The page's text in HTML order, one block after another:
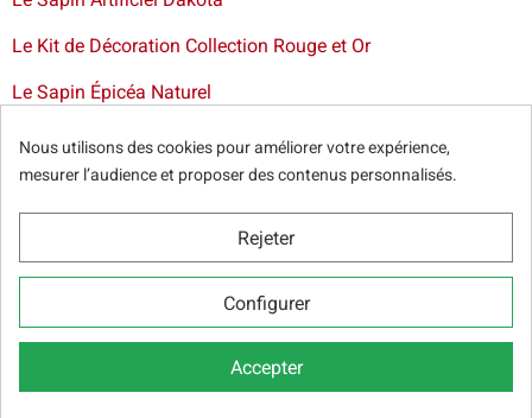
Le Kit de Décoration Collection Rouge et Or
Le Sapin Épicéa Naturel
Livraison de sapin à Bruxelles-Livraison de sapins de Noël
artificiels et décorations dans toute la France
© Sapins.be 2025 -Conditions générales-Politique de
Cookie Relevé-
Nous utilisons des cookies pour améliorer votre expérience,
mesurer l’audience et proposer des contenus personnalisés.
Rejeter
Configurer
Accepter